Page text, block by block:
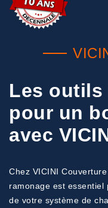
Les outils
pour un
avec
Chez VICINI
ramonage est
de votre système de